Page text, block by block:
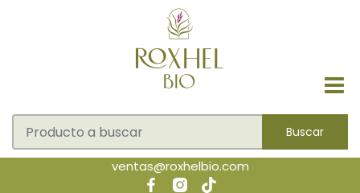
Buscar
ventas@roxhelbio.com